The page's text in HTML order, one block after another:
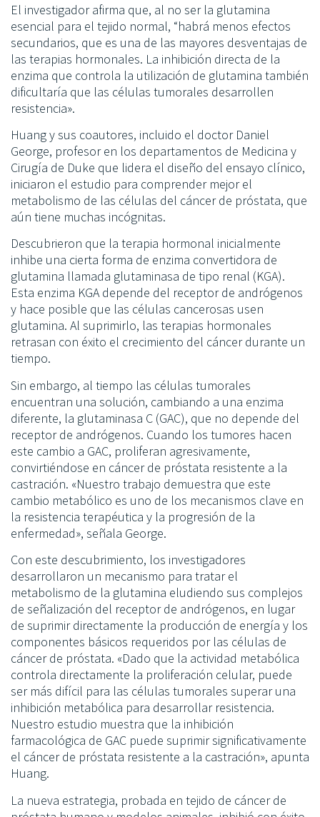
El investigador afirma que, al no ser la glutamina
esencial para el tejido normal, “habrá menos efectos
secundarios, que es una de las mayores desventajas de
las terapias hormonales. La inhibición directa de la
enzima que controla la utilización de glutamina también
dificultaría que las células tumorales desarrollen
resistencia».
Huang y sus coautores, incluido el doctor Daniel
George, profesor en los departamentos de Medicina y
Cirugía de Duke que lidera el diseño del ensayo clínico,
iniciaron el estudio para comprender mejor el
metabolismo de las células del cáncer de próstata, que
aún tiene muchas incógnitas.
Descubrieron que la terapia hormonal inicialmente
inhibe una cierta forma de enzima convertidora de
glutamina llamada glutaminasa de tipo renal (KGA).
Esta enzima KGA depende del receptor de andrógenos
y hace posible que las células cancerosas usen
glutamina. Al suprimirlo, las terapias hormonales
retrasan con éxito el crecimiento del cáncer durante un
tiempo.
Sin embargo, al tiempo las células tumorales
encuentran una solución, cambiando a una enzima
diferente, la glutaminasa C (GAC), que no depende del
receptor de andrógenos. Cuando los tumores hacen
este cambio a GAC, proliferan agresivamente,
convirtiéndose en cáncer de próstata resistente a la
castración. «Nuestro trabajo demuestra que este
cambio metabólico es uno de los mecanismos clave en
la resistencia terapéutica y la progresión de la
enfermedad», señala George.
Con este descubrimiento, los investigadores
desarrollaron un mecanismo para tratar el
metabolismo de la glutamina eludiendo sus complejos
de señalización del receptor de andrógenos, en lugar
de suprimir directamente la producción de energía y los
componentes básicos requeridos por las células de
cáncer de próstata. «Dado que la actividad metabólica
controla directamente la proliferación celular, puede
ser más difícil para las células tumorales superar una
inhibición metabólica para desarrollar resistencia.
Nuestro estudio muestra que la inhibición
farmacológica de GAC puede suprimir significativamente
el cáncer de próstata resistente a la castración», apunta
Huang.
La nueva estrategia, probada en tejido de cáncer de